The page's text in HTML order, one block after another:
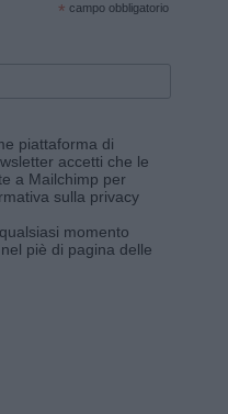
* campo obbligatorio
piattaforma di
accetti che le
a Mailchimp per
sulla privacy
momento
piè di pagina delle